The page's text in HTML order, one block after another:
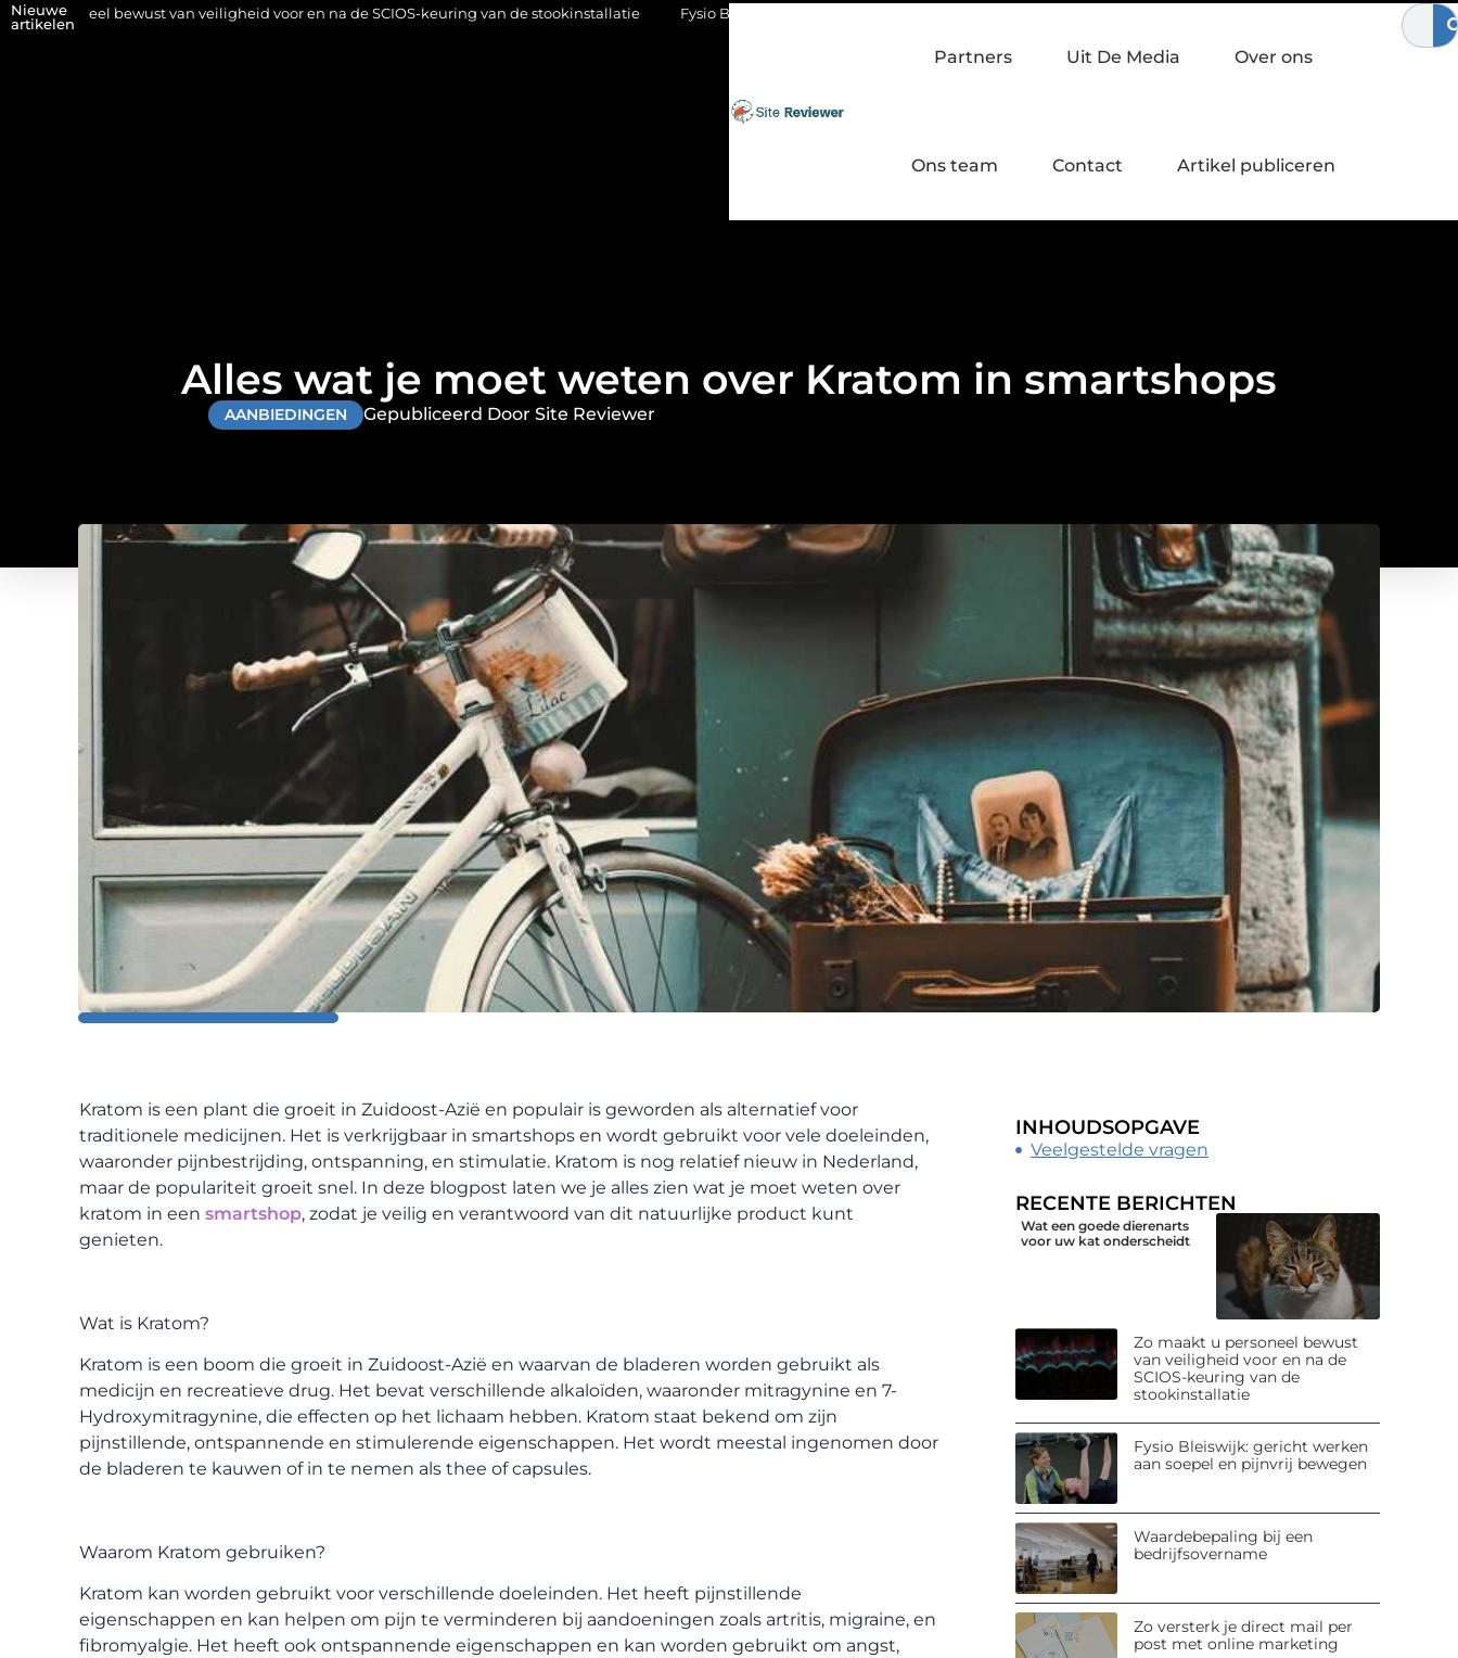
Nieuwe
artikelen
bewust van veiligheid voor en na de SCIOS-keuring van de stookinstallatie Fysio Bleiswijk: gericht werken aan soepel en pijnvrij bewegen Zo
Partners Uit De Media Over ons
Ons team Contact Artikel publiceren
Alles wat je moet weten over Kratom in smartshops
AANBIEDINGEN Gepubliceerd Door Site Reviewer
Kratom is een plant die groeit in Zuidoost-Azië en populair is geworden als alternatief voor
traditionele medicijnen. Het is verkrijgbaar in smartshops en wordt gebruikt voor vele doeleinden,
waaronder pijnbestrijding, ontspanning, en stimulatie. Kratom is nog relatief nieuw in Nederland,
maar de populariteit groeit snel. In deze blogpost laten we je alles zien wat je moet weten over
kratom in een smartshop, zodat je veilig en verantwoord van dit natuurlijke product kunt
genieten.
Wat is Kratom?
Kratom is een boom die groeit in Zuidoost-Azië en waarvan de bladeren worden gebruikt als
medicijn en recreatieve drug. Het bevat verschillende alkaloïden, waaronder mitragynine en 7-
Hydroxymitragynine, die effecten op het lichaam hebben. Kratom staat bekend om zijn
pijnstillende, ontspannende en stimulerende eigenschappen. Het wordt meestal ingenomen door
de bladeren te kauwen of in te nemen als thee of capsules.
Waarom Kratom gebruiken?
Kratom kan worden gebruikt voor verschillende doeleinden. Het heeft pijnstillende
eigenschappen en kan helpen om pijn te verminderen bij aandoeningen zoals artritis, migraine, en
fibromyalgie. Het heeft ook ontspannende eigenschappen en kan worden gebruikt om angst,
INHOUDSOPGAVE
Veelgestelde vragen
RECENTE BERICHTEN
Wat een goede dierenarts
voor uw kat onderscheidt
Zo maakt u personeel bewust
van veiligheid voor en na de
SCIOS-keuring van de
stookinstallatie
Fysio Bleiswijk: gericht werken
aan soepel en pijnvrij bewegen
Waardebepaling bij een
bedrijfsovername
Zo versterk je direct mail per
post met online marketing